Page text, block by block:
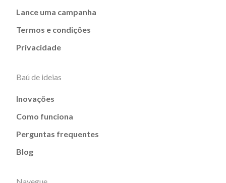
Lance uma campanha
Termos e condições
Privacidade
Baú de ideias
Inovações
Como funciona
Perguntas frequentes
Blog
Navegue